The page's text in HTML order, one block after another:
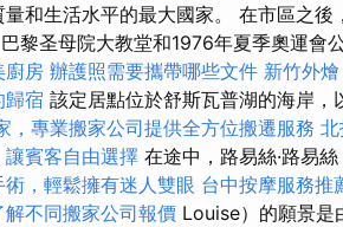
和生活水平的最大國家。 在市區之後
黎圣母院大教堂和1976年夏季奧運會
廚房 辦護照需要攜帶哪些文件 新竹外
歸宿 該定居點位於舒斯瓦普湖的海岸，
，專業搬家公司提供全方位搬遷服務
讓賓客自由選擇 在途中，路易絲·路易
術，輕鬆擁有迷人雙眼 台中按摩服務推
不同搬家公司報價 Louise）的願景是